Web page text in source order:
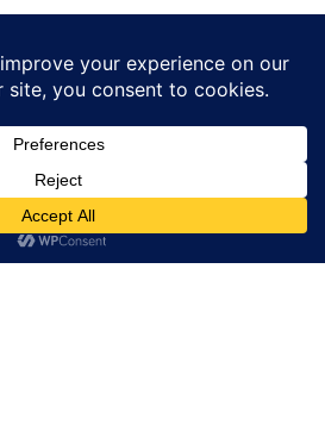
nuestro sitio web y nuestro servicio.
cookies
preferencias